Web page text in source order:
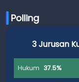
Polling
3 Jurusan
Hukum 37.5%